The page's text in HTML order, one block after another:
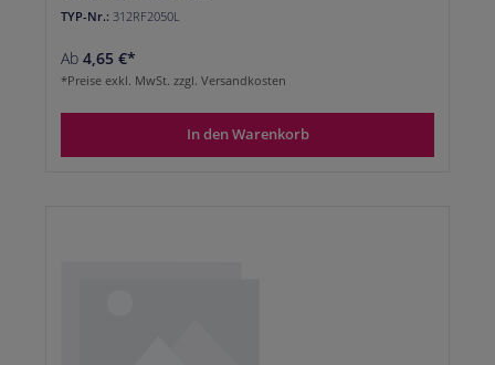
TYP-Nr.: 312RF2050L
Ab 4,65 €*
*Preise exkl. MwSt. zzgl. Versandkosten
In den Warenkorb